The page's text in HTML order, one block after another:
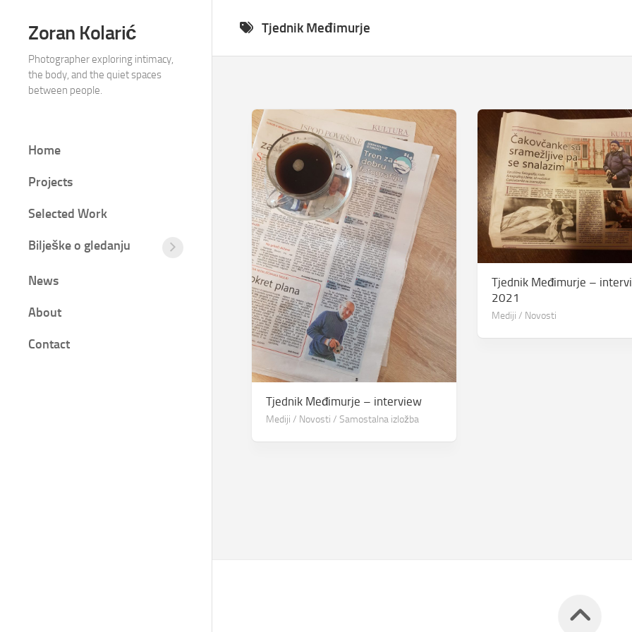
contentZoran Kolarić
Photographer exploring intimacy,
the body, and the quiet spaces
between people.
Home
Projects
Selected Work
Bilješke o gledanju
Tišina
između
kadrova
Fotografija
Bilješke
News
About
Contact
Tjednik Međimurje
Tjednik Međimurje – interview
Mediji / Novosti / Samostalna izložba
Tjednik Međimurje –
2021
Mediji / Novosti